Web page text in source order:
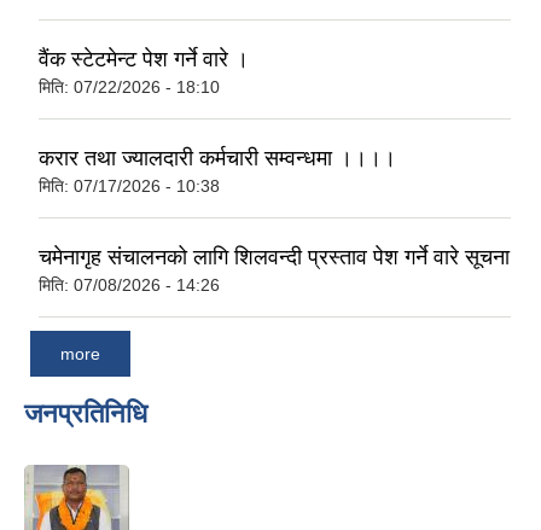
वैंक स्टेटमेन्ट पेश गर्ने वारे ।
मिति: 07/22/2026 - 18:10
करार तथा ज्यालदारी कर्मचारी सम्वन्धमा ।।।।
मिति: 07/17/2026 - 10:38
चमेनागृह संचालनको लागि शिलवन्दी प्रस्ताव पेश गर्ने वारे सूचना
मिति: 07/08/2026 - 14:26
more
जनप्रतिनिधि